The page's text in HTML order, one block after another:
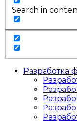
Search in
Разработка